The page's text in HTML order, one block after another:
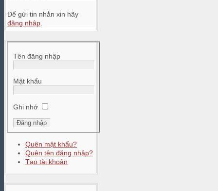
Để gửi tin nhắn xin hãy
đăng nhập.
Tên đăng nhập
Mật khẩu
Ghi nhớ
Quên mật khẩu?
Quên tên đăng nhập?
Tạo tài khoản